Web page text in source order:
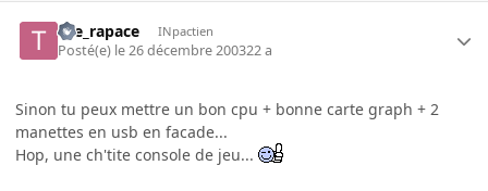
the_rapace INpactien
Posté(e) le 26 décembre 200322 a
Sinon tu peux mettre un bon cpu + bonne carte graph + 2
manettes en usb en facade...
Hop, une ch'tite console de jeu...